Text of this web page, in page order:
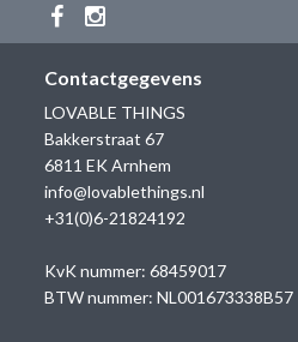
Contactgegevens
LOVABLE THINGS
Bakkerstraat 67
6811 EK Arnhem
info@lovablethings.nl
+31(0)6-21824192
KvK nummer: 68459017
BTW nummer: NL001673338B57